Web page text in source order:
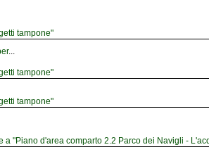
tampone"
...
tampone"
tampone"
a "Piano d'area comparto 2.2 Parco dei Navigli -